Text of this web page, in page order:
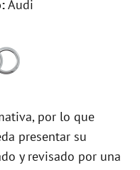
Audi
por lo que
presentar su
y revisado por una